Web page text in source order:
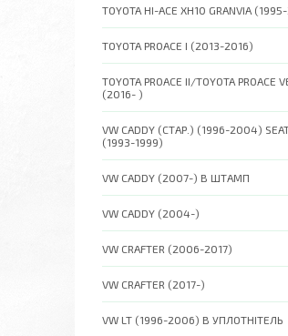
TOYOTA HI-ACE XH10 GRANVIA
TOYOTA PROACE I (2013-2016)
TOYOTA PROACE II/TOYOTA PROACE
(2016- )
VW CADDY (СТАР.) (1996-2004)
(1993-1999)
VW CADDY (2007-) В ШТАМП
VW CADDY (2004-)
VW CRAFTER (2006-2017)
VW CRAFTER (2017-)
VW LT (1996-2006) В УПЛОТНІТЕЛЬ